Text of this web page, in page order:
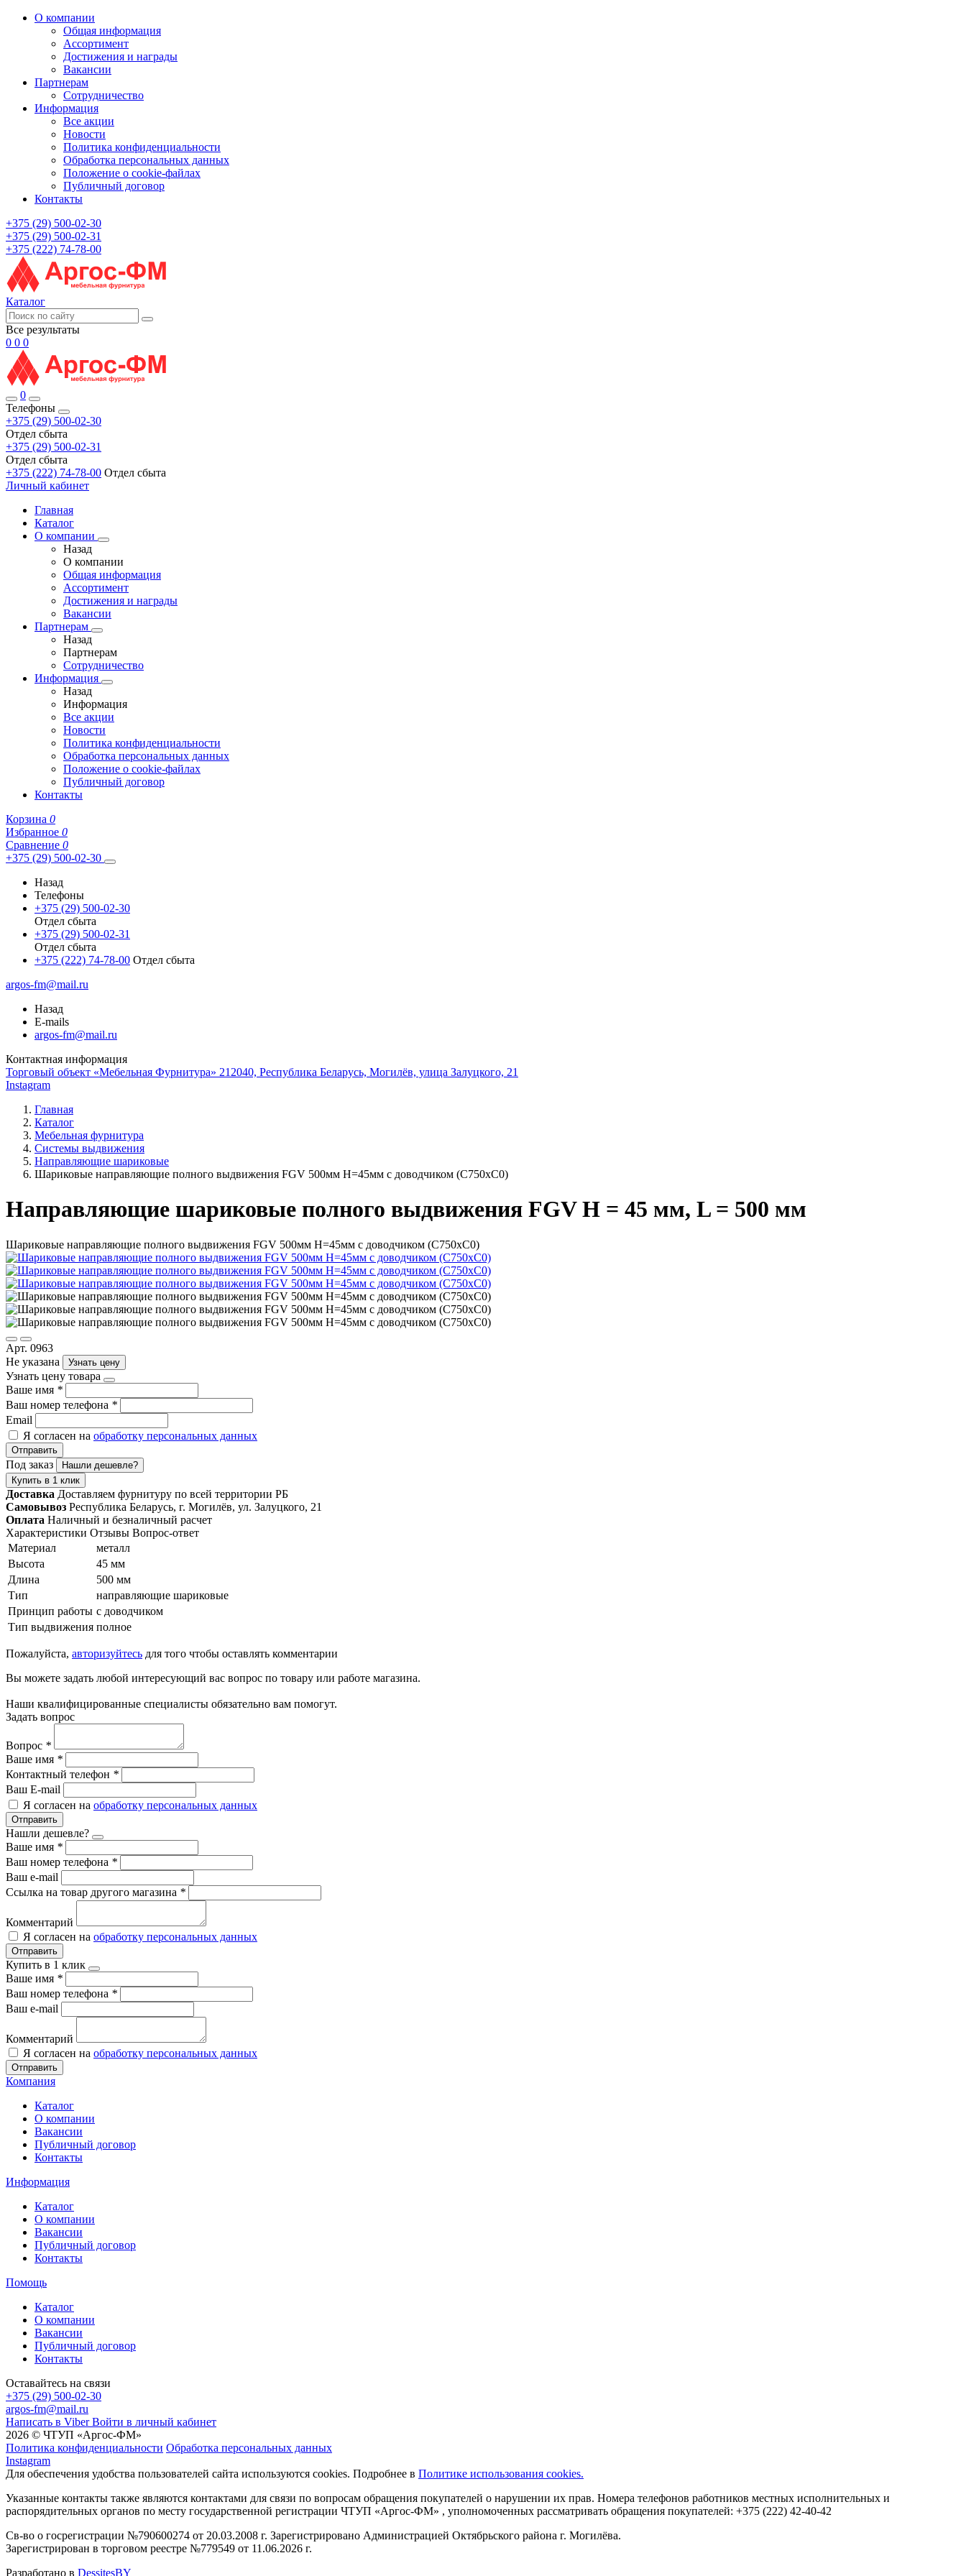
О компании
Общая информация
Ассортимент
Достижения и награды
Вакансии
Партнерам
Сотрудничество
Информация
Все акции
Новости
Политика конфиденциальности
Обработка персональных данных
Положение о cookie-файлах
Публичный договор
Контакты
+375 (29) 500-02-30
+375 (29) 500-02-31
+375 (222) 74-78-00
Каталог
Все результаты
0 0 0
0
Телефоны
+375 (29) 500-02-30
Отдел сбыта
+375 (29) 500-02-31
Отдел сбыта
+375 (222) 74-78-00 Отдел сбыта
Личный кабинет
Главная
Каталог
О компании
Назад
О компании
Общая информация
Ассортимент
Достижения и награды
Вакансии
Партнерам
Назад
Партнерам
Сотрудничество
Информация
Назад
Информация
Все акции
Новости
Политика конфиденциальности
Обработка персональных данных
Положение о cookie-файлах
Публичный договор
Контакты
Корзина 0
Избранное 0
Сравнение 0
+375 (29) 500-02-30
Назад
Телефоны
+375 (29) 500-02-30
Отдел сбыта
+375 (29) 500-02-31
Отдел сбыта
+375 (222) 74-78-00 Отдел сбыта
argos-fm@mail.ru
Назад
E-mails
argos-fm@mail.ru
Контактная информация
Торговый объект «Мебельная Фурнитура» 212040, Республика Беларусь, Могилёв, улица Залуцкого, 21
Instagram
Главная
Каталог
Мебельная фурнитура
Системы выдвижения
Направляющие шариковые
Шариковые направляющие полного выдвижения FGV 500мм Н=45мм с доводчиком (С750хС0)
Направляющие шариковые полного выдвижения FGV H = 45 мм, L = 500 мм
Шариковые направляющие полного выдвижения FGV 500мм Н=45мм с доводчиком (С750хС0)
Арт. 0963
Не указана
Узнать цену
Узнать цену товара
Ваше имя *
Ваш номер телефона *
Email
Я согласен на обработку персональных данных
Отправить
Под заказ
Нашли дешевле?
Купить в 1 клик
Доставка Доставляем фурнитуру по всей территории РБ
Самовывоз Республика Беларусь, г. Могилёв, ул. Залуцкого, 21
Оплата Наличный и безналичный расчет
Характеристики Отзывы Вопрос-ответ
Материал
металл
Высота
45 мм
Длина
500 мм
Тип
направляющие шариковые
Принцип работы с доводчиком
Тип выдвижения полное
Пожалуйста, авторизуйтесь для того чтобы оставлять комментарии
Вы можете задать любой интересующий вас вопрос по товару или работе магазина.
Наши квалифицированные специалисты обязательно вам помогут.
Задать вопрос
Вопрос *
Ваше имя *
Контактный телефон *
Ваш E-mail
Я согласен на обработку персональных данных
Отправить
Нашли дешевле?
Ваше имя *
Ваш номер телефона *
Ваш e-mail
Ссылка на товар другого магазина *
Комментарий
Я согласен на обработку персональных данных
Отправить
Купить в 1 клик
Ваше имя *
Ваш номер телефона *
Ваш e-mail
Комментарий
Я согласен на обработку персональных данных
Отправить
Компания
Каталог
О компании
Вакансии
Публичный договор
Контакты
Информация
Каталог
О компании
Вакансии
Публичный договор
Контакты
Помощь
Каталог
О компании
Вакансии
Публичный договор
Контакты
Оставайтесь на связи
+375 (29) 500-02-30
argos-fm@mail.ru
Написать в Viber Войти в личный кабинет
2026 © ЧТУП «Аргос-ФМ»
Политика конфиденциальности Обработка персональных данных
Instagram
Для обеспечения удобства пользователей сайта используются cookies. Подробнее в Политике использования cookies.
Указанные контакты также являются контактами для связи по вопросам обращения покупателей о нарушении их прав. Номера телефонов работников местных исполнительных и
распорядительных органов по месту государственной регистрации ЧТУП «Аргос-ФМ» , уполномоченных рассматривать обращения покупателей: +375 (222) 42-40-42
Св-во о госрегистрации №790600274 от 20.03.2008 г. Зарегистрировано Администрацией Октябрьского района г. Могилёва.
Зарегистрирован в торговом реестре №779549 от 11.06.2026 г.
Разработано в DessitesBY